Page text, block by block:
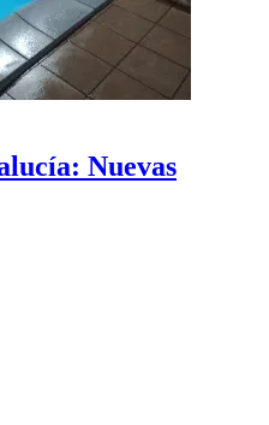
Nuevas